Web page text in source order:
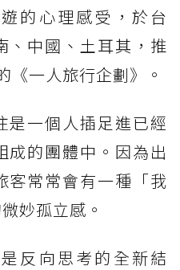
的心理感受，於台
、中國、土耳其，推
《一人旅行企劃》。
是一個人插足進已經
成的團體中。因為出
客常常會有一種「我
妙孤立感。
反向思考的全新結